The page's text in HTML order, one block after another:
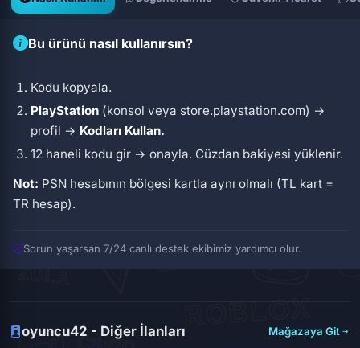
Bu ürünü nasıl kullanırsın?
Kodu kopyala.
PlayStation (konsol veya store.playstation.com) →
profil → Kodları Kullan.
12 haneli kodu gir → onayla. Cüzdan bakiyesi yüklenir.
Not: PSN hesabının bölgesi kartla aynı olmalı (TL kart =
TR hesap).
Sorun yaşarsan 7/24 canlı destek ekibimiz yardımcı olur.
oyuncu42 - Diğer İlanları Mağazaya Git